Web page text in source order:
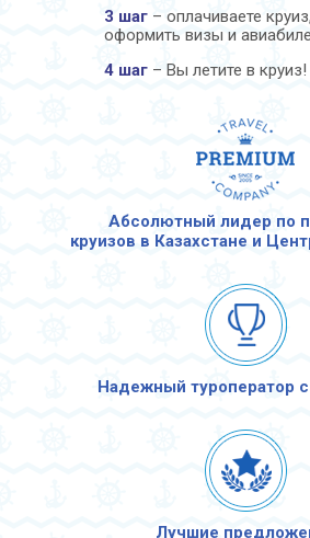
3 шаг – оплачиваете
оформить визы и
4 шаг – Вы летите в круиз!
Абсолютный лидер по
круизов в Казахстане и
Надежный туроператор
Лучшие